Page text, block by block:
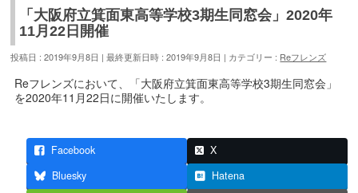
「大阪府立箕面東高等学校3期生同窓会」2020年
11月22日開催
投稿日 : 2019年9月8日 最終更新日時 : 2019年9月8日 カテゴリー : Reフレンズ
Reフレンズにおいて、「大阪府立箕面東高等学校3期生同窓会」
を2020年11月22日に開催いたします。
Facebook
X
Bluesky
Hatena